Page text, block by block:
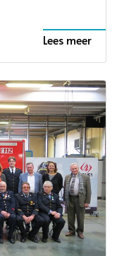
Lees meer